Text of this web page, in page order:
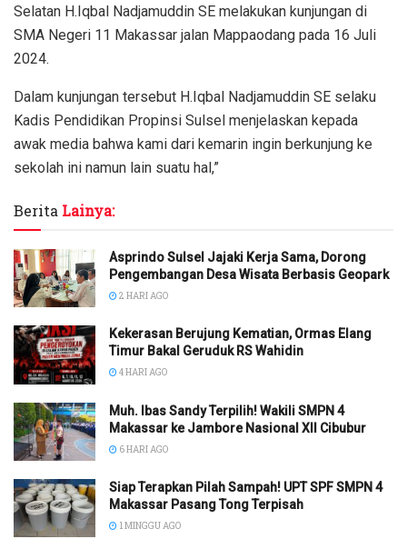
Selatan H.Iqbal Nadjamuddin SE melakukan kunjungan di
SMA Negeri 11 Makassar jalan Mappaodang pada 16 Juli
2024.
Dalam kunjungan tersebut H.Iqbal Nadjamuddin SE selaku
Kadis Pendidikan Propinsi Sulsel menjelaskan kepada
awak media bahwa kami dari kemarin ingin berkunjung ke
sekolah ini namun lain suatu hal,”
Berita Lainya:
Asprindo Sulsel Jajaki Kerja Sama, Dorong
Pengembangan Desa Wisata Berbasis Geopark
2 HARI AGO
Kekerasan Berujung Kematian, Ormas Elang
Timur Bakal Geruduk RS Wahidin
4 HARI AGO
Muh. Ibas Sandy Terpilih! Wakili SMPN 4
Makassar ke Jambore Nasional XII Cibubur
6 HARI AGO
Siap Terapkan Pilah Sampah! UPT SPF SMPN 4
Makassar Pasang Tong Terpisah
1 MINGGU AGO